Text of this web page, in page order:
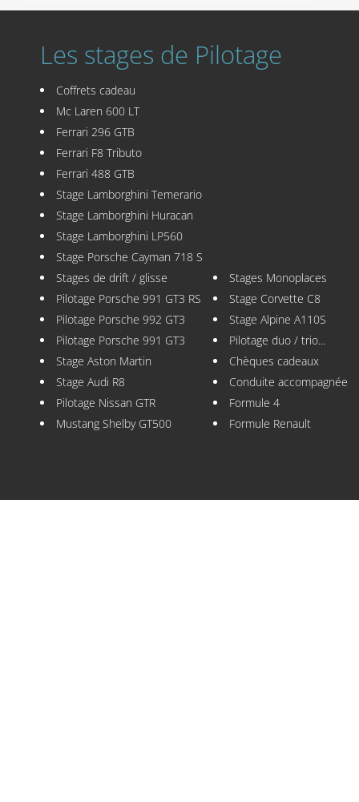
Les stages de Pilotage
Coffrets cadeau
Mc Laren 600 LT
Ferrari 296 GTB
Ferrari F8 Tributo
Ferrari 488 GTB
Stage Lamborghini Temerario
Stage Lamborghini Huracan
Stage Lamborghini LP560
Stage Porsche Cayman 718 S
Stages de drift / glisse
Pilotage Porsche 991 GT3 RS
Pilotage Porsche 992 GT3
Pilotage Porsche 991 GT3
Stage Aston Martin
Stage Audi R8
Pilotage Nissan GTR
Mustang Shelby GT500
Stages Monoplaces
Stage Corvette C8
Stage Alpine A110S
Pilotage duo / trio...
Chèques cadeaux
Conduite accompagnée
Formule 4
Formule Renault